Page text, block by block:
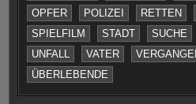
OPFER
POLIZEI RETTEN
SPIELFILM
STADT SUCHE
UNFALL
VATER
ÜBERLEBENDE